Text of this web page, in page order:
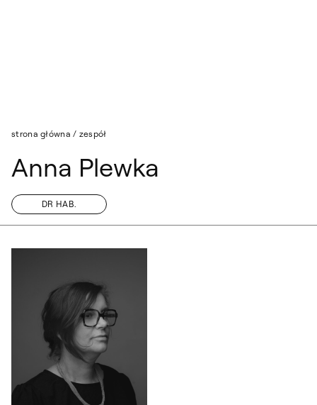
strona główna / zespół
Anna Plewka
DR HAB.